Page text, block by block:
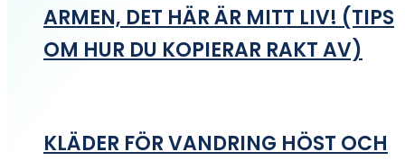
ARMEN, DET HÄR ÄR MITT LIV! (TIPS
OM HUR DU KOPIERAR RAKT AV)
KLÄDER FÖR VANDRING HÖST OCH